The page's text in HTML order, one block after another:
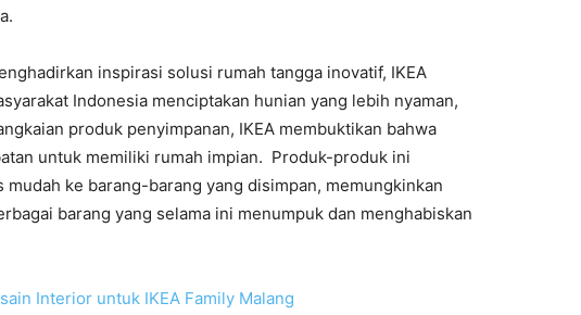
inspirasi solusi rumah tangga inovatif, IKEA
Indonesia menciptakan hunian yang lebih nyaman,
produk penyimpanan, IKEA membuktikan bahwa
untuk memiliki rumah impian. Produk-produk ini
ke barang-barang yang disimpan, memungkinkan
barang yang selama ini menumpuk dan menghabiskan
Interior untuk IKEA Family Malang